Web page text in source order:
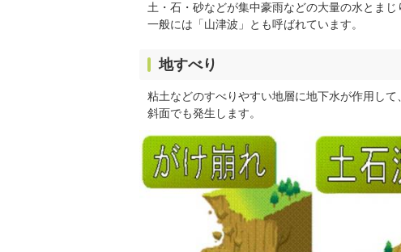
土・石・砂などが集中豪雨などの大量の水とま
一般には「山津波」とも呼ばれています。
地すべり
粘土などのすべりやすい地層に地下水が作用し
斜面でも発生します。